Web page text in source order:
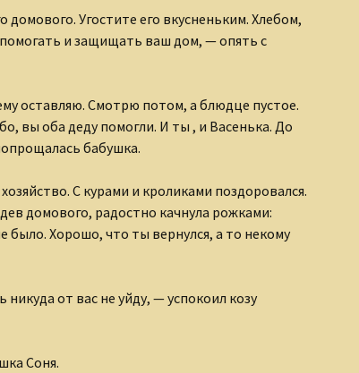
Угостите его вкусненьким. Хлебом,
и защищать ваш дом, — опять с
оставляю. Смотрю потом, а блюдце пустое.
вы оба деду помогли. И ты , и Васенька. До
бабушка.
С курами и кроликами поздоровался.
домового, радостно качнула рожками:
было. Хорошо, что ты вернулся, а то некому
никуда от вас не уйду, — успокоил козу
Соня.